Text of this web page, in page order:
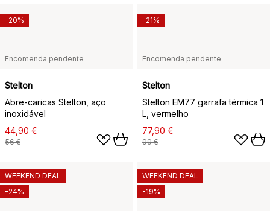
Encomenda pendente
Stelton
Abre-caricas Stelton, aço
inoxidável
44,90 €
56 €
-20%
Encomenda pendente
Stelton
Stelton EM77 garrafa térmica 1
L, vermelho
77,90 €
99 €
-21%
WEEKEND DEAL
-24%
WEEKEND DEAL
-19%